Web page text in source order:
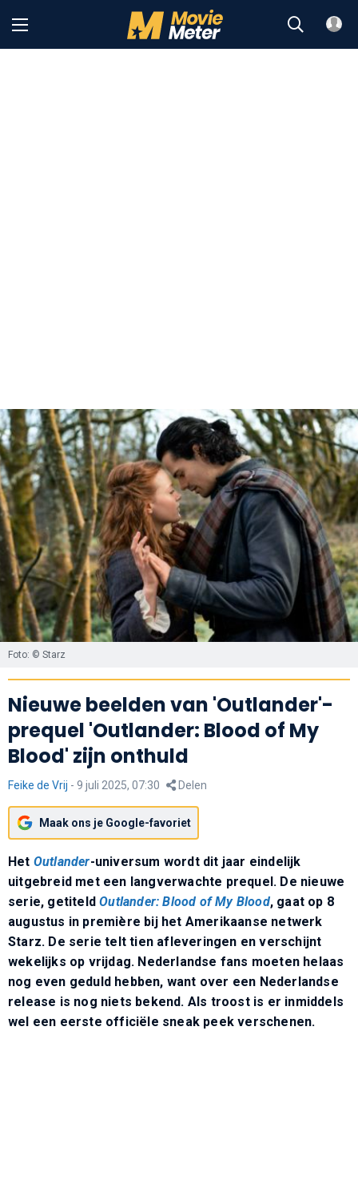
Foto: © Starz
Nieuwe beelden van 'Outlander'-
prequel 'Outlander: Blood of My
Blood' zijn onthuld
Feike de Vrij - 9 juli 2025, 07:30 Delen
Maak ons je Google-favoriet
Het Outlander-universum wordt dit jaar eindelijk
uitgebreid met een langverwachte prequel. De nieuwe
serie, getiteldOutlander: Blood of My Blood, gaat op 8
augustus in première bij het Amerikaanse netwerk
Starz. De serie telt tien afleveringen en verschijnt
wekelijks op vrijdag. Nederlandse fans moeten helaas
nog even geduld hebben, want over een Nederlandse
release is nog niets bekend. Als troost is er inmiddels
wel een eerste officiële sneak peek verschenen.